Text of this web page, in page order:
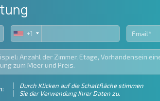
United
+1
+1
Durch Klicken auf die Schaltfläche stimmen
Sie der Verwendung Ihrer Daten zu.